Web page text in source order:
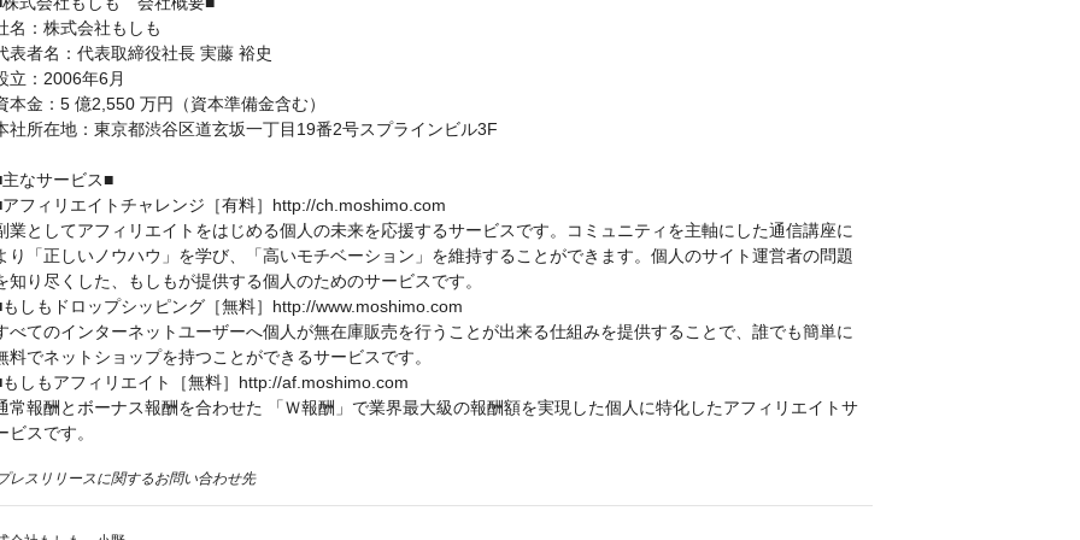
名：株式会社もしも
表者名：代表取締役社長 実藤 裕史
立：2006年6月
本金：5 億2,550 万円（資本準備金含む）
社所在地：東京都渋谷区道玄坂一丁目19番2号スプラインビル3F
なサービス■
フィリエイトチャレンジ［有料］http://ch.moshimo.com
業としてアフィリエイトをはじめる個人の未来を応援するサービスです。コミュニティを主軸にした通信講座に
り「正しいノウハウ」を学び、「高いモチベーション」を維持することができます。個人のサイト運営者の問題
知り尽くした、もしもが提供する個人のためのサービスです。
しもドロップシッピング［無料］http://www.moshimo.com
べてのインターネットユーザーへ個人が無在庫販売を行うことが出来る仕組みを提供することで、誰でも簡単に
料でネットショップを持つことができるサービスです。
しもアフィリエイト［無料］http://af.moshimo.com
常報酬とボーナス報酬を合わせた 「Ｗ報酬」で業界最大級の報酬額を実現した個人に特化したアフィリエイトサ
ビスです。
レスリリースに関するお問い合わせ先